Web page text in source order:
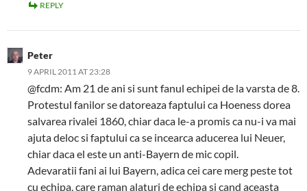
REPLY
Peter
9 APRIL 2011 AT 23:28
@fcdm: Am 21 de ani si sunt fanul echipei de la varsta de 8.
Protestul fanilor se datoreaza faptului ca Hoeness dorea
salvarea rivalei 1860, chiar daca le-a promis ca nu-i va mai
ajuta deloc si faptului ca se incearca aducerea lui Neuer,
chiar daca el este un anti-Bayern de mic copil.
Adevaratii fani ai lui Bayern, adica cei care merg peste tot
cu echipa, care raman alaturi de echipa si cand aceasta